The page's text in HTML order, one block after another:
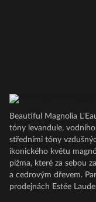
Beautiful Magnolia
tóny levandule,
středními tóny
ikonického květu
pižma, které za sebou
a cedrovým dřevem.
prodejnách Estée